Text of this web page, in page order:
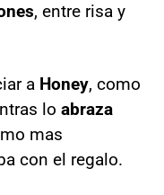
, entre risa y
a Honey, como
lo abraza
mas
con el regalo.